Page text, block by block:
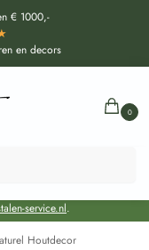
€ 1000,-
en decors
0
momenteel een EXTRA
levertijd.
service.nl.
Houtdecor